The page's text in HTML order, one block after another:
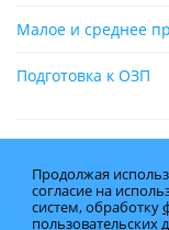
Малое и среднее
Подготовка к ОЗП
Продолжая
согласие на
систем, обработку
пользовательских